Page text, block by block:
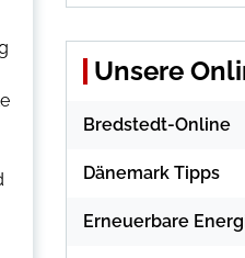
Unsere
Bredstedt-Online
Dänemark Tipps
Erneuerbare